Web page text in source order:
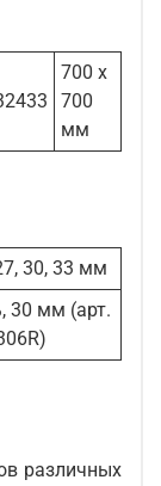
700 х
700
мм
30, 33 мм
30 мм (арт.
различных